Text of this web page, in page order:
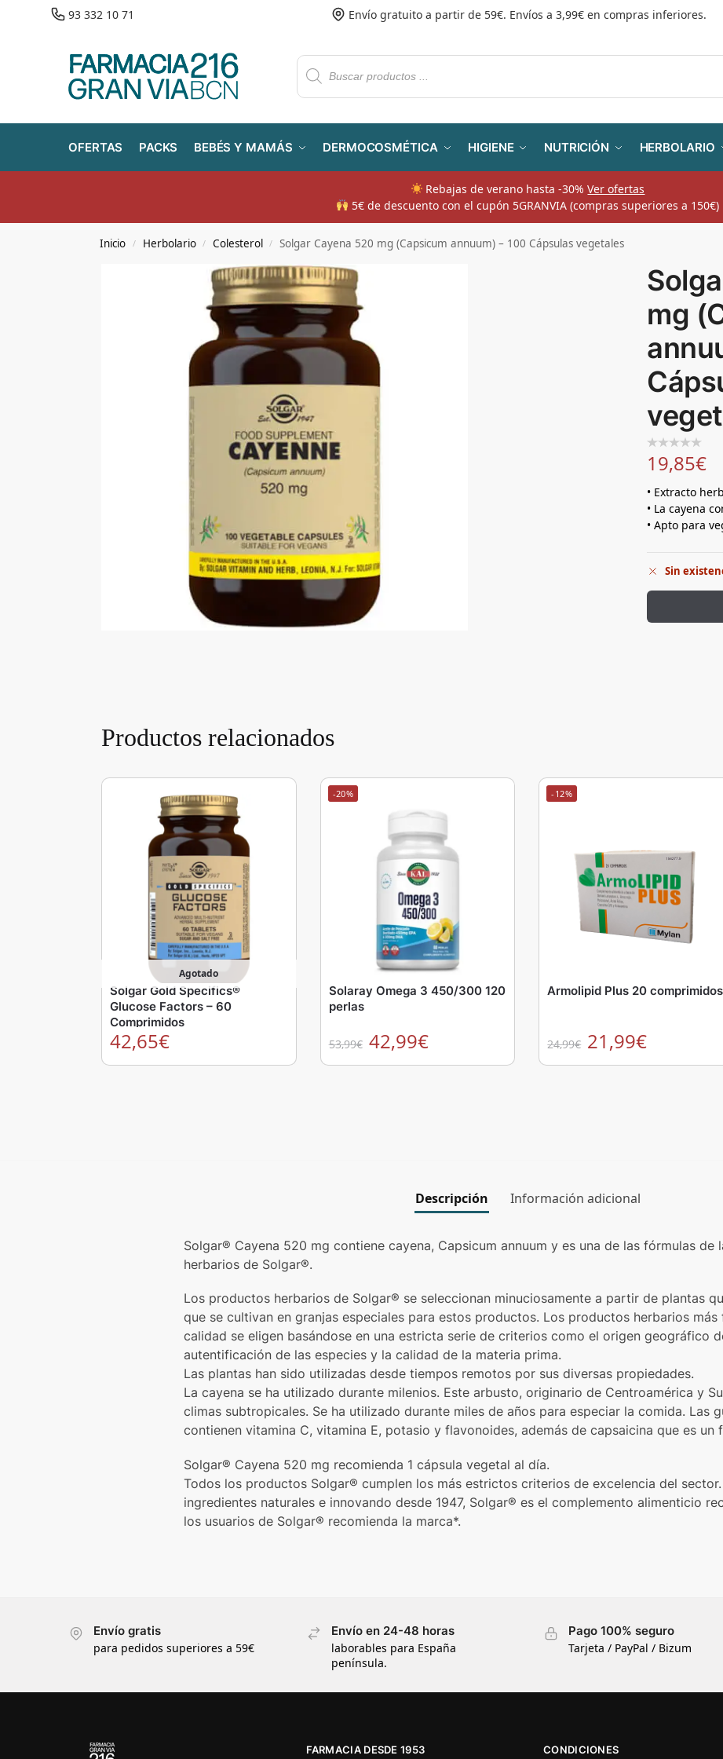
93 332 10 71 Envío gratuito a partir de 59€. Envíos a 3,99€ en compras inferiores.
OFERTAS PACKS BEBÉS Y MAMÁS DERMOCOSMÉTICA HIGIENE NUTRICIÓN HERBOLARIO
Rebajas de verano hasta -30%Ver ofertas
​ 5€ de descuento con el cupón 5GRANVIA (compras superiores a 150€)
Inicio / Herbolario / Colesterol / Solgar Cayena 520 mg (Capsicum annuum) – 100 Cápsulas vegetales
mg
19,85€
• Extracto
• La cayena
• Apto para
Sin
Productos relacionados
Agotado
Solgar Gold Specifics®
Glucose Factors – 60
Comprimidos
42,65€
-20%
Solaray Omega 3 450/300 120
perlas
53,99€ 42,99€
-12%
Armolipid Plus 20 comprimidos
24,99€ 21,99€
Descripción Información adicional
Solgar® Cayena 520 mg contiene cayena, Capsicum annuum y es una de las fórmulas de
herbarios de Solgar®.
Los productos herbarios de Solgar® se seleccionan minuciosamente a partir de plantas
que se cultivan en granjas especiales para estos productos. Los productos herbarios
calidad se eligen basándose en una estricta serie de criterios como el origen geográfico
autentificación de las especies y la calidad de la materia prima.
Las plantas han sido utilizadas desde tiempos remotos por sus diversas propiedades.
La cayena se ha utilizado durante milenios. Este arbusto, originario de Centroamérica y
climas subtropicales. Se ha utilizado durante miles de años para especiar la comida. Las
contienen vitamina C, vitamina E, potasio y flavonoides, además de capsaicina que es un
Solgar® Cayena 520 mg recomienda 1 cápsula vegetal al día.
Todos los productos Solgar® cumplen los más estrictos criterios de excelencia del
ingredientes naturales e innovando desde 1947, Solgar® es el complemento alimenticio
los usuarios de Solgar® recomienda la marca*.
Envío gratis
para pedidos superiores a 59€
Envío en 24-48 horas
laborables para España
península.
Pago 100% seguro
Tarjeta / PayPal / Bizum
FARMACIA DESDE 1953 CONDICIONES